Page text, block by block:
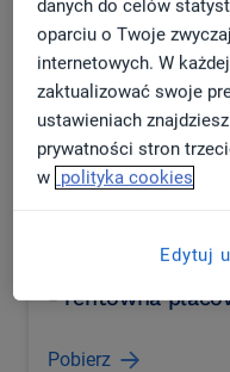
E-book:
- rentowna
Pobierz
danych do celów
oparciu o Twoje
internetowych. W
zaktualizować swoje
ustawieniach
prywatności stron
w polityka cookies
Edytuj